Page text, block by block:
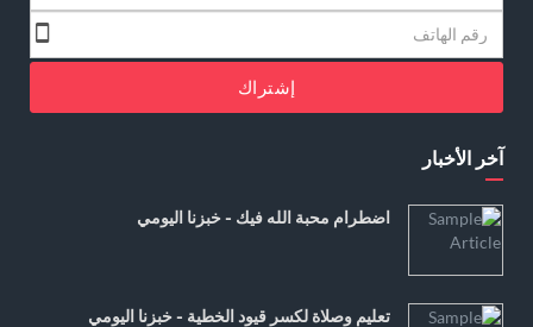
إشتراك
آخر الأخبار
اضطرام محبة الله فيك - خبزنا اليومي
تعليم وصلاة لكسر قيود الخطية - خبزنا اليومي